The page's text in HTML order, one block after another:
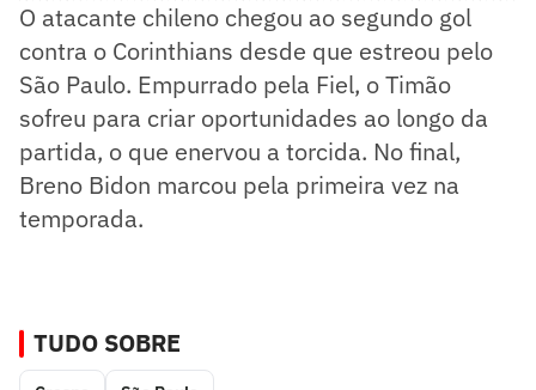
O atacante chileno chegou ao segundo gol
contra o Corinthians desde que estreou pelo
São Paulo. Empurrado pela Fiel, o Timão
sofreu para criar oportunidades ao longo da
partida, o que enervou a torcida. No final,
Breno Bidon marcou pela primeira vez na
temporada.
TUDO SOBRE